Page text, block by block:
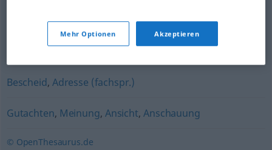
Anregung
Bescheid, Adresse (fachspr.)
Gutachten, Meinung, Ansicht,Anschauung
© OpenThesaurus.de
Mehr Optionen Akzeptieren